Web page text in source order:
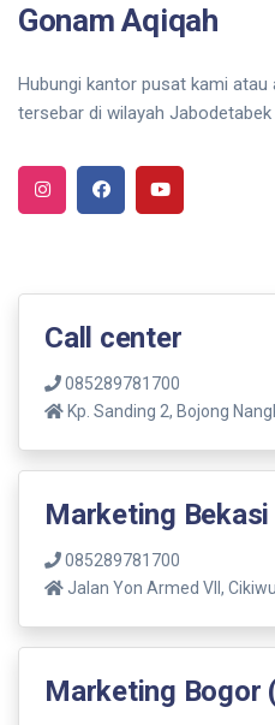
Gonam Aqiqah
Hubungi kantor pusat kami atau
tersebar di wilayah Jabodetabek
Call center
085289781700
Kp. Sanding 2, Bojong
Marketing
085289781700
Jalan Yon Armed VII,
Marketing Bogor